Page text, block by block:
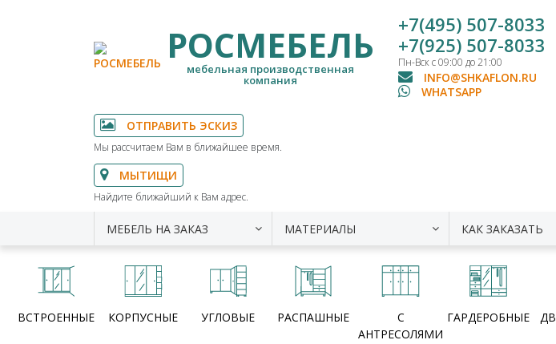
РОСМЕБЕЛЬ
мебельная производственная
компания
+7(495) 507-8033
+7(925) 507-8033
Пн-Вск с 09:00 до 21:00
INFO@SHKAFLON.RU
WHATSAPP
ОТПРАВИТЬ ЭСКИЗ
Мы рассчитаем Вам в ближайшее время.
МЫТИЩИ
Найдите ближайший к Вам адрес.
МЕБЕЛЬ НА ЗАКАЗ МАТЕРИАЛЫ КАК ЗАКАЗАТЬ
ВСТРОЕННЫЕ КОРПУСНЫЕ УГЛОВЫЕ РАСПАШНЫЕ
С
АНТРЕСОЛЯМИ
ГАРДЕРОБНЫЕ